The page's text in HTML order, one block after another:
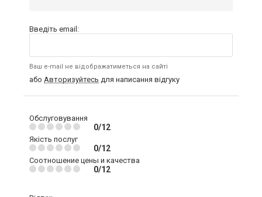
Введіть email:
Ваш e-mail не відображатиметься на сайті
або Авторизуйтесь для написання відгуку
Обслуговування
0/12
Якість послуг
0/12
Соотношение цены и качества
0/12